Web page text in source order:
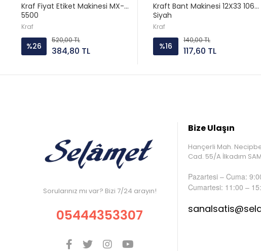
Kraf Fiyat Etiket Makinesi MX-
5500
Kraf
%26
520,00 TL
384,80 TL
Kraft Bant Makinesi 12X33 106G
Siyah
Kraf
%16
140,00 TL
117,60 TL
Sorularınız mı var? Bizi 7/24 arayın!
05444353307
Bize Ulaşın
Hançerli Mah.
Cad. 55/A İlkadım
Pazartesi – Cuma:
Cumartesi: 11:00 –